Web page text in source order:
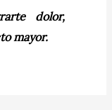
dolor,
mayor.